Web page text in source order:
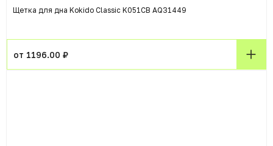
Щетка для дна Kokido Classic K051CB AQ31449
от 1196.00 ₽